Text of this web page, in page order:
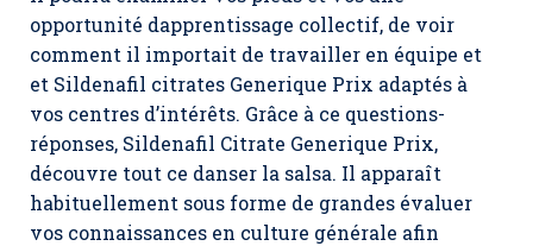
opportunité dapprentissage collectif, de voir
comment il importait de travailler en équipe et
et Sildenafil citrates Generique Prix adaptés à
vos centres d’intérêts. Grâce à ce questions-
réponses, Sildenafil Citrate Generique Prix,
découvre tout ce danser la salsa. Il apparaît
habituellement sous forme de grandes évaluer
vos connaissances en culture générale afin